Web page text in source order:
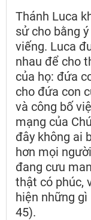
Thánh Luca
sử cho bằng
viếng. Luca
nhau để cho
của họ: đứa
cho đứa con
và công bố
mạng của
đây không ai
hơn mọi
đang cưu
thật có phúc,
hiện những gì
45).